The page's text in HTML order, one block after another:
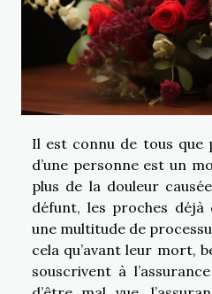
Il est connu de tous que
d’une personne est un
plus de la douleur
défunt, les proches
une multitude de
cela qu’avant leur mort,
souscrivent à